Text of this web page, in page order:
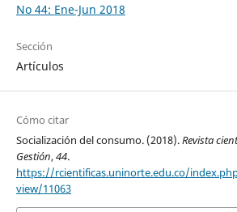
No 44: Ene-Jun 2018
Sección
Artículos
Cómo citar
Socialización del consumo. (2018).Revista
Gestión,44.
https://rcientificas.uninorte.edu.co/
view/11063